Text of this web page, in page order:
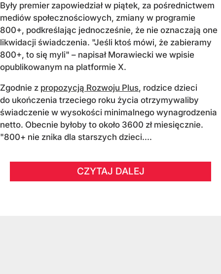
Były premier zapowiedział w piątek, za pośrednictwem
mediów społecznościowych, zmiany w programie
800+, podkreślając jednocześnie, że nie oznaczają one
likwidacji świadczenia. "Jeśli ktoś mówi, że zabieramy
800+, to się myli" – napisał Morawiecki we wpisie
opublikowanym na platformie X.
Zgodnie z propozycją Rozwoju Plus, rodzice dzieci
do ukończenia trzeciego roku życia otrzymywaliby
świadczenie w wysokości minimalnego wynagrodzenia
netto. Obecnie byłoby to około 3600 zł miesięcznie.
"800+ nie znika dla starszych dzieci....
CZYTAJ DALEJ